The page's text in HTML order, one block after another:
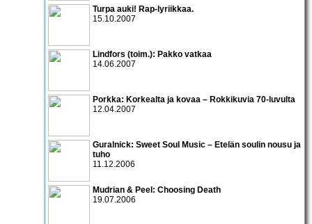
Turpa auki! Rap-lyriikkaa.
15.10.2007
Lindfors (toim.): Pakko vatkaa
14.06.2007
Porkka: Korkealta ja kovaa – Rokkikuvia 70-luvulta
12.04.2007
Guralnick: Sweet Soul Music – Etelän soulin nousu ja
tuho
11.12.2006
Mudrian & Peel: Choosing Death
19.07.2006